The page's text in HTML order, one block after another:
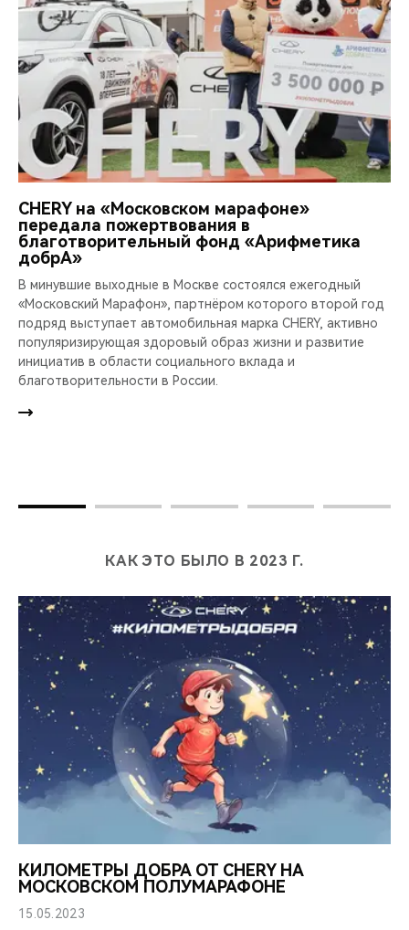
CHERY на «Московском марафоне»
передала пожертвования в
благотворительный фонд «Арифметика
добрА»
В минувшие выходные в Москве состоялся ежегодный
«Московский Марафон», партнёром которого второй год
подряд выступает автомобильная марка CHERY, активно
популяризирующая здоровый образ жизни и развитие
инициатив в области социального вклада и
благотворительности в России.
КАК ЭТО БЫЛО В 2023 Г.
КИЛОМЕТРЫ ДОБРА ОТ CHERY НА
МОСКОВСКОМ ПОЛУМАРАФОНЕ
15.05.2023